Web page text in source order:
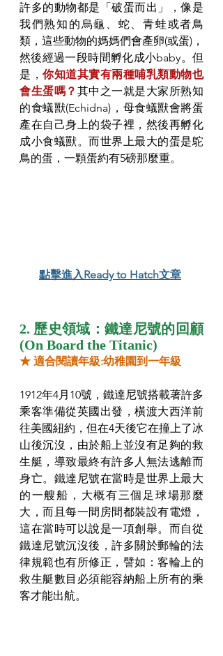
許多的動物都是「破蛋而出」，像是
我們熟知的烏龜、蛇、青蛙或者鳥
類，這些動物的媽媽們會產卵(或蛋)，
然後經過一段時間孵化成小baby。但
是，你知道其實有兩種哺乳類動物也
會生蛋嗎？ 其中之一就是大家所熟知
的食蟻獸(Echidna)，母食蟻獸會將蛋
產在自己身上的袋子裡，然後再孵化
成小食蟻獸。而世界上最大的蛋是鴕
鳥的蛋，一顆蛋約有5磅那麼重。
點擊進入Ready to Hatch文章
2. 歷史領域：鐵達尼號的回顧
(On Board the Titanic)
★ 適合閱讀年級:幼稚園到一年級
1912年4月10號，鐵達尼號搭載著許多
乘客準備從英國出發，橫渡大西洋前
往美國紐約，但在4天後它在撞上了冰
山後沉沒，由於船上並沒有足夠的救
生艇，導致最終有許多人無法逃離而
身亡。鐵達尼號在當時是世界上最大
的一艘船，大概有三個足球場那麼
大，而且每一間房間都裝設有電燈，
這在當時可以說是一項創舉。而自從
鐵達尼號沉沒後，許多關於郵輪的法
律規範也有所修正，譬如：客輪上的
救生艇數目必須能容納船上所有的乘
客才能出航。